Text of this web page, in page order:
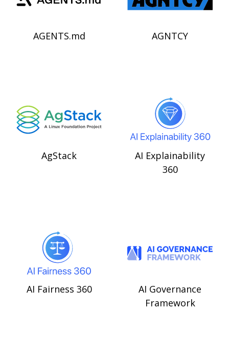
AGENTS.md AGNTCY
AgStack
AI Explainability
360
AI Fairness 360
AI Governance
Framework